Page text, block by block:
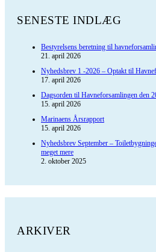
SENESTE INDLÆG
Bestyrelsens beretning til
21. april 2026
Nyhedsbrev 1 -2026 – Optakt til
17. april 2026
Dagsorden til Havneforsamlingen den
15. april 2026
Marinaens Årsrapport
15. april 2026
Nyhedsbrev September –
meget mere
2. oktober 2025
ARKIVER